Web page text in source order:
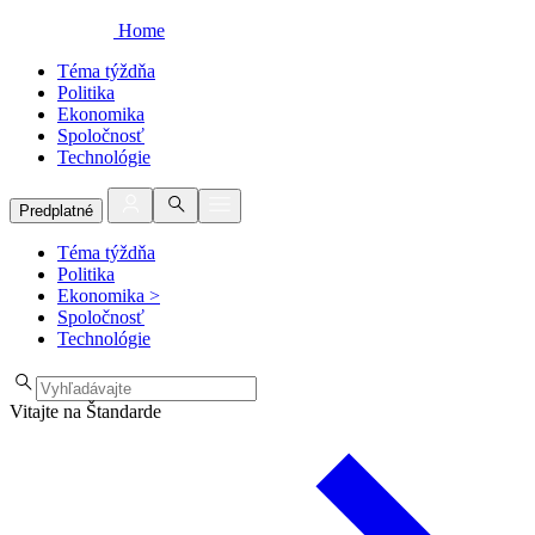
Home
Téma týždňa
Politika
Ekonomika
Spoločnosť
Technológie
Predplatné
Téma týždňa
Politika
Ekonomika >
Spoločnosť
Technológie
Vitajte na Štandarde